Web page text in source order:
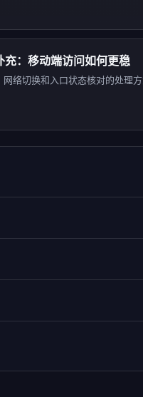
充：移动端访问如何更稳
络切换和入口状态核对的处理方